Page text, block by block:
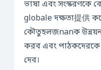
ভাষা এবং
globale দক্ষতা提供
কৌতুহলজnanক
করব এবং পাঠকদেরকে
দেব।